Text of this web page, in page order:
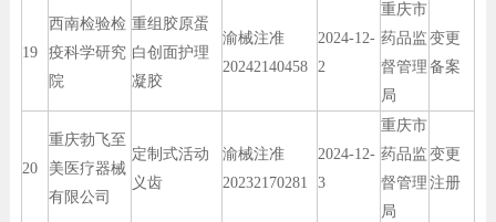
19
西南检验检
疫科学研究
院
重组胶原蛋
白创面护理
凝胶
渝械注准
20242140458
2024-12-
2
重庆市
药品监
督管理
局
变更
备案
20
重庆勃飞至
美医疗器械
有限公司
定制式活动
义齿
渝械注准
20232170281
2024-12-
3
重庆市
药品监
督管理
局
变更
注册